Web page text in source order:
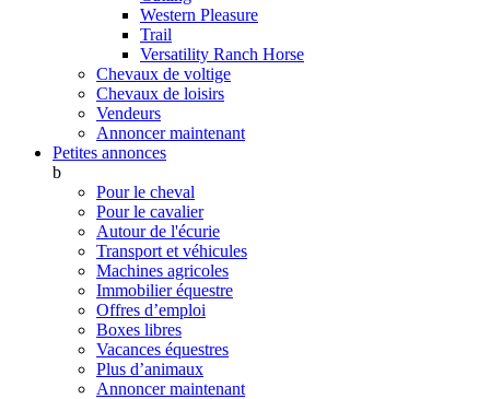
Western Pleasure
Trail
Versatility Ranch Horse
Chevaux de voltige
Chevaux de loisirs
Vendeurs
Annoncer maintenant
Petites annonces
b
Pour le cheval
Pour le cavalier
Autour de l'écurie
Transport et véhicules
Machines agricoles
Immobilier équestre
Offres d’emploi
Boxes libres
Vacances équestres
Plus d’animaux
Annoncer maintenant